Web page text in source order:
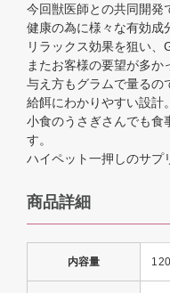
今回獣医師との共同開発
健康の為に様々な有効成
リラックス効果を狙い、
またお客様の要望が多か
与え方もグラムで量るの
給餌にわかりやすい設計。
小食のうさぎさんでも食
す。
ハイペット一押しのサプ
商品詳細
内容量